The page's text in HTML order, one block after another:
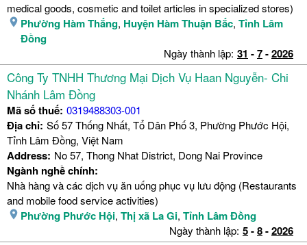
medical goods, cosmetic and toilet articles in specialized stores)
Phường Hàm Thắng, Huyện Hàm Thuận Bắc, Tỉnh Lâm
Đồng
Ngày thành lập: 31 -7-2026
Công Ty TNHH Thương Mại Dịch Vụ Haan Nguyễn- Chi
Nhánh Lâm Đồng
Mã số thuế: 0319488303-001
Địa chỉ: Số 57 Thống Nhất, Tổ Dân Phố 3, Phường Phước Hội,
Tỉnh Lâm Đồng, Việt Nam
Address: No 57, Thong Nhat District, Dong Nai Province
Ngành nghề chính:
Nhà hàng và các dịch vụ ăn uống phục vụ lưu động (Restaurants
and mobile food service activities)
Phường Phước Hội, Thị xã La Gi, Tỉnh Lâm Đồng
Ngày thành lập: 5-8-2026